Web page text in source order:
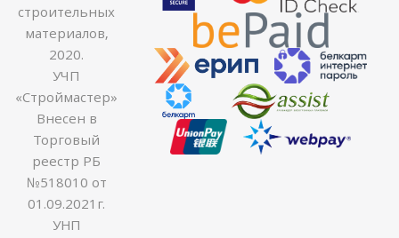
строительных
материалов,
2020.
УЧП
«Строймастер»
Внесен в
Торговый
реестр РБ
№518010 от
01.09.2021г.
УНП